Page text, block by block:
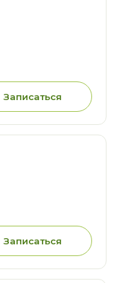
Записаться
Записаться